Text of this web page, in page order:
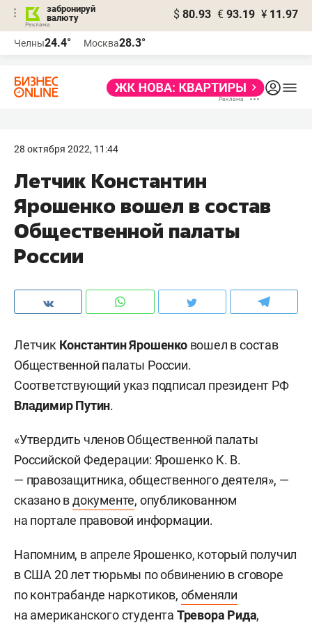
забронируй
валюту
$ 80.93 € 93.19 ¥ 11.97
Челны24.4° Москва28.3°
28 октября 2022, 11:44
Летчик Константин
Ярошенко вошел в состав
Общественной палаты
России
Летчик Константин Ярошенковошел в состав
Общественной палаты России.
Соответствующий указ подписал президент РФ
Владимир Путин.
«Утвердить членов Общественной палаты
Российской Федерации: Ярошенко К. В.
— правозащитника, общественного деятеля», —
сказано вдокументе, опубликованном
на портале правовой информации.
Напомним, в апреле Ярошенко, который получил
в США 20 лет тюрьмы по обвинению в сговоре
по контрабанде наркотиков, обменяли
на американского студента Тревора Рида,